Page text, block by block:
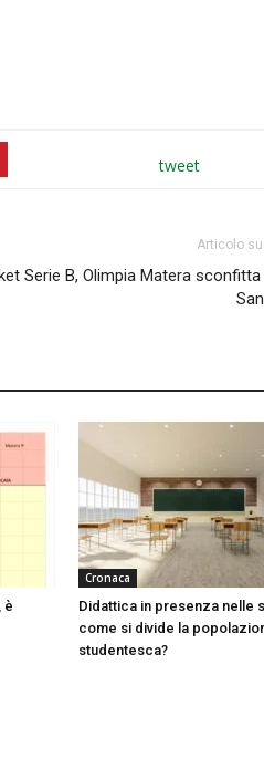
tweet
Articolo
Serie B, Olimpia Matera
è
Cronaca
Didattica in presenza nelle
come si divide la
studentesca?